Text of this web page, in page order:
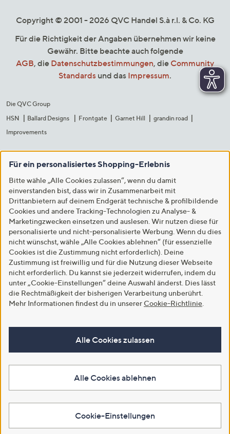
Copyright © 2001 - 2026 QVC Handel S.à r.l. & Co. KG
Für die Richtigkeit der Angaben übernehmen wir keine
Gewähr. Bitte beachte auch folgende
AGB, die Datenschutzbestimmungen, die Community
Standards und das Impressum.
Die QVC Group
HSN
Ballard Designs Frontgate Garnet Hill
grandin road
Improvements
Für ein personalisiertes Shopping-Erlebnis
Bitte wähle „Alle Cookies zulassen“, wenn du damit
einverstanden bist, dass wir in Zusammenarbeit mit
Drittanbietern auf deinem Endgerät technische & profilbildende
Cookies und andere Tracking-Technologien zu Analyse- &
Marketingzwecken einsetzen und auslesen. Wir nutzen diese für
personalisierte und nicht-personalisierte Werbung. Wenn du dies
nicht wünschst, wähle „Alle Cookies ablehnen“ (für essenzielle
Cookies ist die Zustimmung nicht erforderlich). Deine
Zustimmung ist freiwillig und für die Nutzung dieser Webseite
nicht erforderlich. Du kannst sie jederzeit widerrufen, indem du
unter „Cookie-Einstellungen“ deine Auswahl änderst. Dies lässt
die Rechtmäßigkeit der bisherigen Verarbeitung unberührt.
Mehr Informationen findest du in unserer Cookie-Richtlinie
Alle Cookies zulassen
Alle Cookies ablehnen
Cookie-Einstellungen